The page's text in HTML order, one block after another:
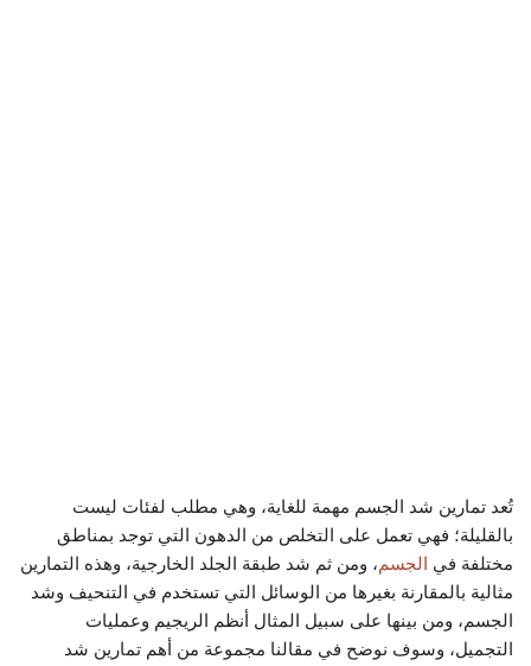
تُعد تمارين شد الجسم مهمة للغاية، وهي مطلب لفئات ليست
بالقليلة؛ فهي تعمل على التخلص من الدهون التي توجد بمناطق
مختلفة في
الجسم، ومن ثم شد طبقة الجلد الخارجية، وهذه التمارين
مثالية بالمقارنة بغيرها من الوسائل التي تستخدم في التنحيف وشد
الجسم، ومن بينها على سبيل المثال أنظم الريجيم وعمليات
التجميل، وسوف نوضح في مقالنا مجموعة من أهم تمارين شد